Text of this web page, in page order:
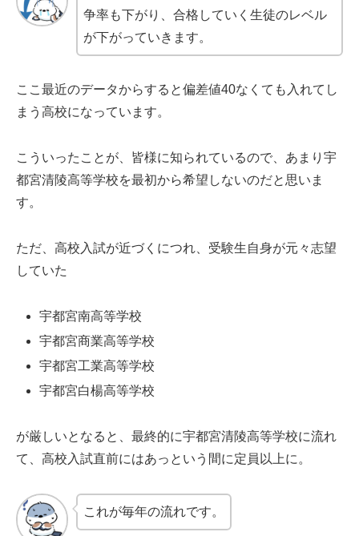
争率も下がり、合格していく生徒のレベル
が下がっていきます。
ここ最近のデータからすると偏差値40なくても入れてし
まう高校になっています。
こういったことが、皆様に知られているので、あまり宇
都宮清陵高等学校を最初から希望しないのだと思いま
す。
ただ、高校入試が近づくにつれ、受験生自身が元々志望
していた
宇都宮南高等学校
宇都宮商業高等学校
宇都宮工業高等学校
宇都宮白楊高等学校
が厳しいとなると、最終的に宇都宮清陵高等学校に流れ
て、高校入試直前にはあっという間に定員以上に。
これが毎年の流れです。